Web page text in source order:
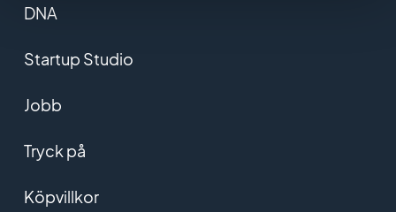
DNA
Startup Studio
Jobb
Tryck på
Köpvillkor